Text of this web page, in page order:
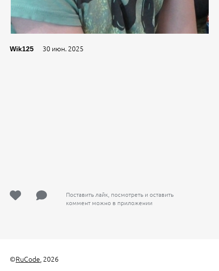
Wik125 30 июн. 2025
Поставить лайк, посмотреть и оставить
коммент можно в приложении
©RuCode, 2026